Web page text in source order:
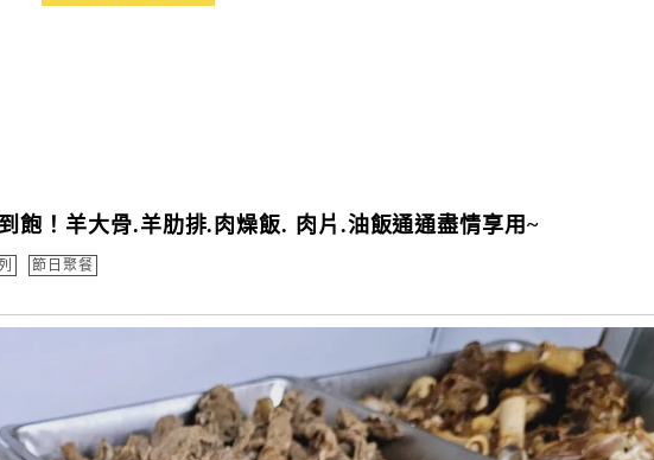
飽！羊大骨.羊肋排.肉燥飯. 肉片.油飯通通盡情享用~
節日聚餐